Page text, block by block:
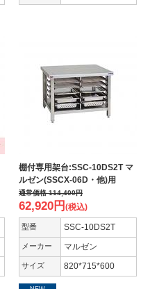
棚付専用架台:SSC-10DS2T マ
ルゼン(SSCX-06D・他)用
通常価格114,400円
62,920円 (税込)
型番 SSC-10DS2T
メーカー マルゼン
サイズ 820*715*600